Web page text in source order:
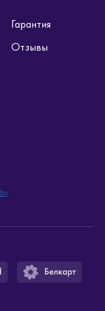
Гарантия
Отзывы